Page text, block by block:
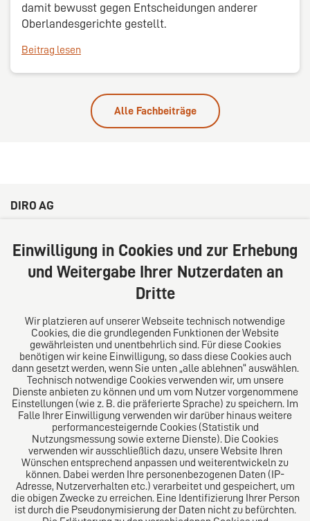
damit bewusst gegen Entscheidungen anderer
Oberlandesgerichte gestellt.
Beitrag lesen
Alle Fachbeiträge
DIRO AG
20354 Hamburg
Deutschland
Tel: +49 (0) 40 41352231
Über uns
Das Kanzlei-Vertrauensnetzwerk. Aus Europa für die
Welt. Für den erfolgreichen Mittelstand.
Folgen Sie uns auf
Das europäische Kanzlei-Netzwerk
Einwilligung in Cookies und zur Erhebung
und Weitergabe Ihrer Nutzerdaten an
Dritte
Wir platzieren auf unserer Webseite technisch notwendige
Cookies, die die grundlegenden Funktionen der Website
gewährleisten und unentbehrlich sind. Für diese Cookies
benötigen wir keine Einwilligung, so dass diese Cookies auch
dann gesetzt werden, wenn Sie unten „alle ablehnen“ auswählen.
Technisch notwendige Cookies verwenden wir, um unsere
Dienste anbieten zu können und um vom Nutzer vorgenommene
Einstellungen (wie z. B. die präferierte Sprache) zu speichern. Im
Falle Ihrer Einwilligung verwenden wir darüber hinaus weitere
performancesteigernde Cookies (Statistik und
Nutzungsmessung sowie externe Dienste). Die Cookies
verwenden wir ausschließlich dazu, unsere Website Ihren
Wünschen entsprechend anpassen und weiterentwickeln zu
können. Dabei werden Ihre personenbezogenen Daten (IP-
Adresse, Nutzerverhalten etc.) verarbeitet und gespeichert, um
die obigen Zwecke zu erreichen. Eine Identifizierung Ihrer Person
ist durch die Pseudonymisierung der Daten nicht zu befürchten.